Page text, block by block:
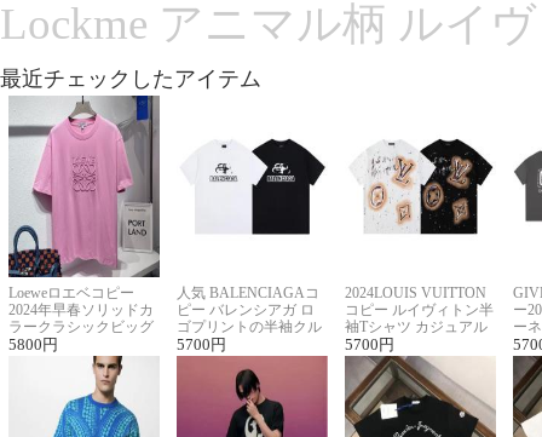
Lockme アニマル柄 ルイ
最近チェックしたアイテム
Loeweロエベコピー
2024年早春ソリッドカ
ラークラシックビッグ
ロゴ刺繍Tシャツ
5800 円
人気 BALENCIAGAコ
ピー バレンシアガ ロ
ゴプリントの半袖クル
ーネックTシャツ
5700 円
2024LOUIS VUITTON
コピー ルイヴィトン半
袖Tシャツ カジュアル
に馴染む 2色展開
5700 円
ー
ー
ー